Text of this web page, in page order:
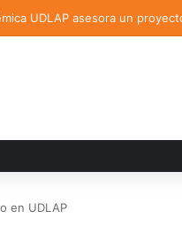
de la UDLAP fortalece
en UDLAP